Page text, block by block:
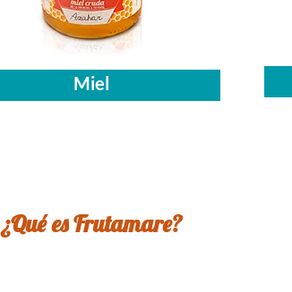
Miel
¿Qué es Frutamare?